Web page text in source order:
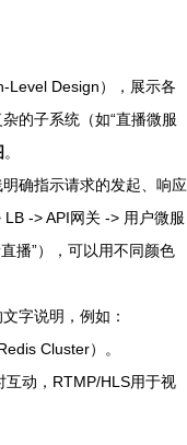
Level Design），展示各
的子系统（如“直播微服
。
明确指示请求的发起、响应
-> API网关 -> 用户微服
播”），可以用不同颜色
字说明，例如：
Cluster）。
互动，RTMP/HLS用于视